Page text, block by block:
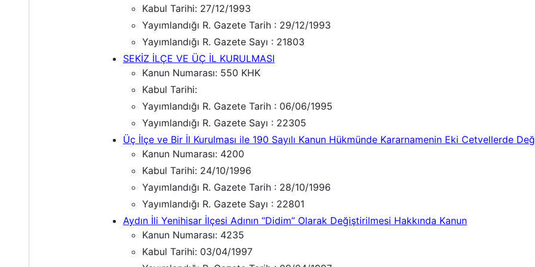
Kabul Tarihi: 27/12/1993
Yayımlandığı R. Gazete Tarih : 29/12/1993
Yayımlandığı R. Gazete Sayı : 21803
SEKİZ İLÇE VE ÜÇ İL KURULMASI
Kanun Numarası: 550 KHK
Kabul Tarihi:
Yayımlandığı R. Gazete Tarih : 06/06/1995
Yayımlandığı R. Gazete Sayı : 22305
Üç İlçe ve Bir İl Kurulması ile 190 Sayılı Kanun Hükmünde Kararnamenin Eki Cetvellerde
Kanun Numarası: 4200
Kabul Tarihi: 24/10/1996
Yayımlandığı R. Gazete Tarih : 28/10/1996
Yayımlandığı R. Gazete Sayı : 22801
Aydın İli Yenihisar İlçesi Adının “Didim” Olarak Değiştirilmesi Hakkında Kanun
Kanun Numarası: 4235
Kabul Tarihi: 03/04/1997